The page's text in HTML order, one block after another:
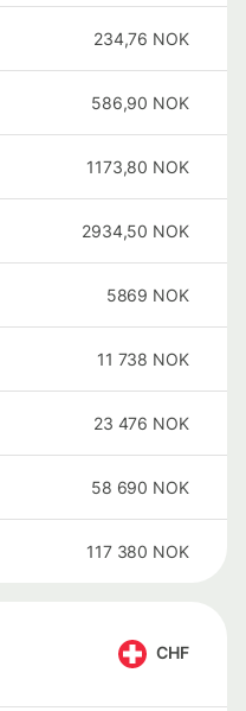
234,76 NOK
586,90 NOK
1173,80 NOK
2934,50 NOK
5869 NOK
11 738 NOK
23 476 NOK
58 690 NOK
117 380 NOK
CHF